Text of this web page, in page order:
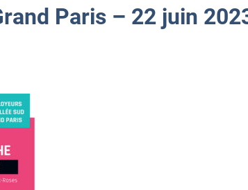
Paris – 22 juin